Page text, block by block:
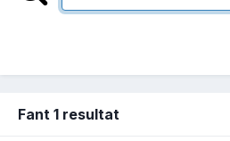
Fant 1 resultat